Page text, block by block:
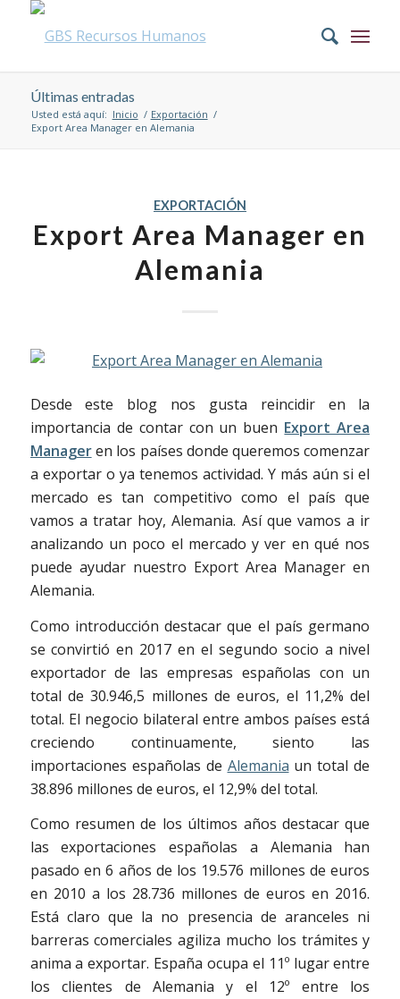
Últimas entradas
Usted está aquí: Inicio / Exportación /
Export Area Manager en Alemania
EXPORTACIÓN
Export Area Manager en
Alemania
Desde este blog nos gusta reincidir en la
importancia de contar con un buen Export Area
Manager en los países donde queremos comenzar
a exportar o ya tenemos actividad. Y más aún si el
mercado es tan competitivo como el país que
vamos a tratar hoy, Alemania. Así que vamos a ir
analizando un poco el mercado y ver en qué nos
puede ayudar nuestro Export Area Manager en
Alemania.
Como introducción destacar que el país germano
se convirtió en 2017 en el segundo socio a nivel
exportador de las empresas españolas con un
total de30.946,5 millones de euros, el 11,2% del
total. El negocio bilateral entre ambos países está
creciendo continuamente, siento las
importaciones españolas de Alemania un total de
38.896 millones de euros, el 12,9% del total.
Como resumen de los últimos años destacar que
las exportaciones españolas a Alemania han
pasado en 6 años de los 19.576 millones de euros
en 2010 a los 28.736 millones de euros en 2016.
Está claro que la no presencia de aranceles ni
barreras comerciales agiliza mucho los trámites y
anima a exportar. España ocupa el 11º lugar entre
los clientes de Alemania y el 12º entre los